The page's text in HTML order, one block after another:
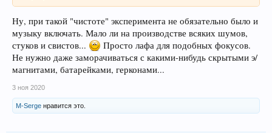
Ну, при такой "чистоте" эксперимента не обязательно было и
музыку включать. Мало ли на производстве всяких шумов,
стуков и свистов...
Просто лафа для подобных фокусов.
Не нужно даже заморачиваться с какими-нибудь скрытыми э/
магнитами, батарейками, герконами...
3 ноя 2020
M-Serge нравится это.